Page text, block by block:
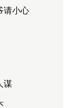
请小心
谋